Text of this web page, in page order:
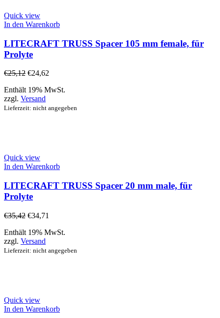
Quick view
In den Warenkorb
LITECRAFT TRUSS Spacer 105 mm female, für
Prolyte
€25,12 €24,62
Enthält 19% MwSt.
zzgl. Versand
Lieferzeit: nicht angegeben
Quick view
In den Warenkorb
LITECRAFT TRUSS Spacer 20 mm male, für
Prolyte
€35,42 €34,71
Enthält 19% MwSt.
zzgl. Versand
Lieferzeit: nicht angegeben
Quick view
In den Warenkorb